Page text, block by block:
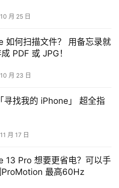
月 25 日
如何扫描文件？ 用备忘录就
PDF 或 JPG！
月 23 日
寻找我的 iPhone」 超全指
月 17 日
13 Pro 想要更省电？可以手
ProMotion 最高60Hz